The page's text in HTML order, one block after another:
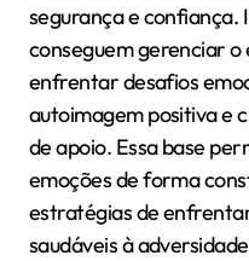
segurança e confiança.
conseguem gerenciar
enfrentar desafios
autoimagem positiva e
de apoio. Essa base
emoções de forma
estratégias de
saudáveis à